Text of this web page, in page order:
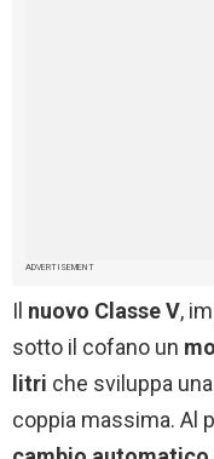
ADVERTISEMENT
Il nuovo Classe V,
sotto il cofano un
litri che sviluppa
coppia massima. Al